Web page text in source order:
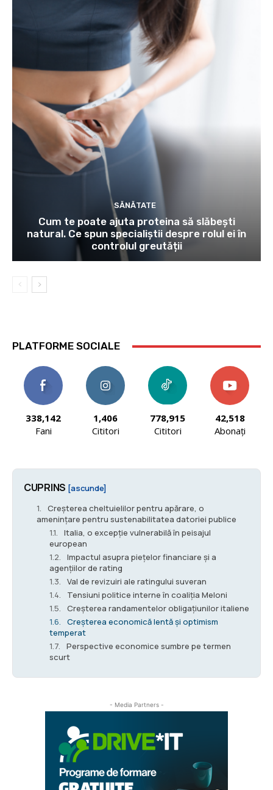
SĂNĂTATE
Cum te poate ajuta proteina să slăbești
natural. Ce spun specialiștii despre rolul ei în
controlul greutății
PLATFORME SOCIALE
338,142
Fani
1,406
Cititori
778,915
Cititori
42,518
Abonați
CUPRINS [ascunde]
Creșterea cheltuielilor pentru apărare, o
amenințare pentru sustenabilitatea datoriei publice
Italia, o excepție vulnerabilă în peisajul
european
Impactul asupra piețelor financiare și a
agențiilor de rating
Val de revizuiri ale ratingului suveran
Tensiuni politice interne în coaliția Meloni
Creșterea randamentelor obligațiunilor italiene
Creșterea economică lentă și optimism
temperat
Perspective economice sumbre pe termen
scurt
- Media Partners -